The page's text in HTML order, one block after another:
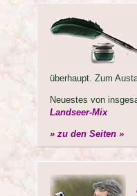
überhaupt. Zum
Neuestes von
Landseer-Mix
» zu den Seiten »